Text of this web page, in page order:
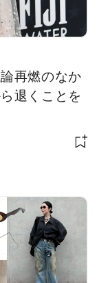
再燃のなか
退くことを